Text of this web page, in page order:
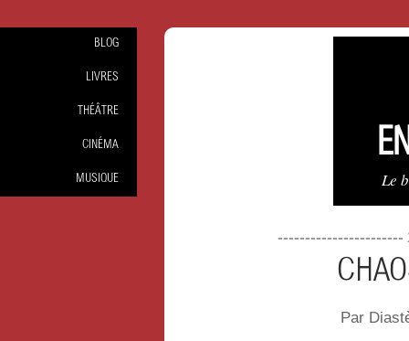
Le
-----------------------
Par
BLOG
LIVRES
THÉÂTRE
CINÉMA
MUSIQUE